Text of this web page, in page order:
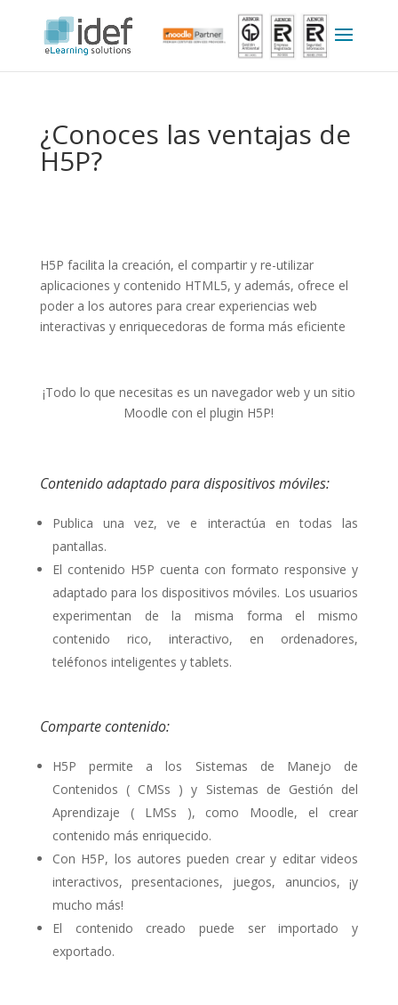
¿Conoces las ventajas de
H5P?
H5P facilita la creación, el compartir y re-utilizar
aplicaciones y contenido HTML5, y además, ofrece el
poder a los autores para crear experiencias web
interactivas y enriquecedoras de forma más eficiente
¡Todo lo que necesitas es un navegador web y un sitio
Moodle con el plugin H5P!
Contenido adaptado para dispositivos móviles:
Publica una vez, ve e interactúa en todas las
pantallas.
El contenido H5P cuenta con formato responsive y
adaptado para los dispositivos móviles. Los usuarios
experimentan de la misma forma el mismo
contenido rico, interactivo, en ordenadores,
teléfonos inteligentes y tablets.
Comparte contenido:
H5P permite a los Sistemas de Manejo de
Contenidos ( CMSs ) y Sistemas de Gestión del
Aprendizaje ( LMSs ), como Moodle, el crear
contenido más enriquecido.
Con H5P, los autores pueden crear y editar videos
interactivos, presentaciones, juegos, anuncios, ¡y
mucho más!
El contenido creado puede ser importado y
exportado.